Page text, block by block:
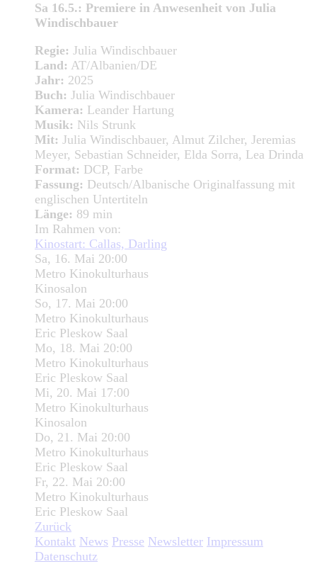
Sa 16.5.: Premiere in Anwesenheit von Julia
Windischbauer
Regie: Julia Windischbauer
Land: AT/Albanien/DE
Jahr: 2025
Buch: Julia Windischbauer
Kamera: Leander Hartung
Musik: Nils Strunk
Mit: Julia Windischbauer, Almut Zilcher, Jeremias
Meyer, Sebastian Schneider, Elda Sorra, Lea Drinda
Format: DCP, Farbe
Fassung: Deutsch/Albanische Originalfassung mit
englischen Untertiteln
Länge: 89 min
Im Rahmen von:
Kinostart: Callas, Darling
Sa, 16. Mai 20:00
Metro Kinokulturhaus
Kinosalon
So, 17. Mai 20:00
Metro Kinokulturhaus
Eric Pleskow Saal
Mo, 18. Mai 20:00
Metro Kinokulturhaus
Eric Pleskow Saal
Mi, 20. Mai 17:00
Metro Kinokulturhaus
Kinosalon
Do, 21. Mai 20:00
Metro Kinokulturhaus
Eric Pleskow Saal
Fr, 22. Mai 20:00
Metro Kinokulturhaus
Eric Pleskow Saal
Zurück
Kontakt News Presse Newsletter Impressum
Datenschutz